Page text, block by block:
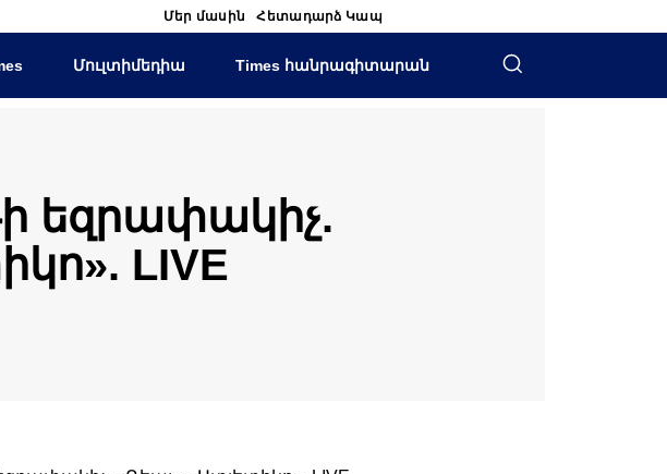
Մեր մասին Հետադարձ Կապ
Մուլտիմեդիա Times հանրագիտարան
եզրափակիչ.
LIVE